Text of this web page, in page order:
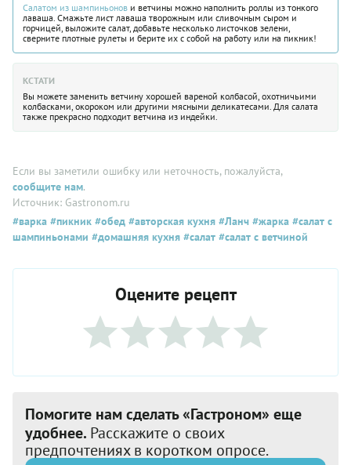
Салатом из шампиньонов и ветчины можно наполнить роллы из тонкого
лаваша. Смажьте лист лаваша творожным или сливочным сыром и
горчицей, выложите салат, добавьте несколько листочков зелени,
сверните плотные рулеты и берите их с собой на работу или на пикник!
КСТАТИ
Вы можете заменить ветчину хорошей вареной колбасой, охотничьими
колбасками, окороком или другими мясными деликатесами. Для салата
также прекрасно подходит ветчина из индейки.
Если вы заметили ошибку или неточность, пожалуйста,
сообщите нам.
Источник: Gastronom.ru
#варка #пикник #обед #авторская кухня #Ланч #жарка #салат с
шампиньонами #домашняя кухня #салат #салат с ветчиной
Оцените рецепт
Помогите нам сделать «Гастроном» еще
удобнее. Расскажите о своих
предпочтениях в коротком опросе.